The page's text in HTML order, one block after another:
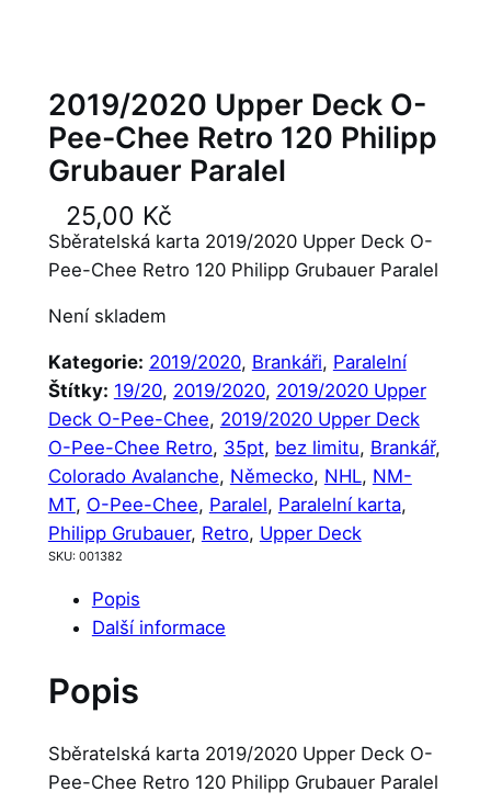
2019/2020 Upper Deck O-
Pee-Chee Retro 120 Philipp
Grubauer Paralel
25,00 Kč
Sběratelská karta 2019/2020 Upper Deck O-
Pee-Chee Retro 120 Philipp Grubauer Paralel
Není skladem
Kategorie: 2019/2020, Brankáři, Paralelní
Štítky: 19/20, 2019/2020, 2019/2020 Upper
Deck O-Pee-Chee, 2019/2020 Upper Deck
O-Pee-Chee Retro, 35pt, bez limitu, Brankář
Colorado Avalanche, Německo, NHL, NM-
MT, O-Pee-Chee, Paralel, Paralelní karta
Philipp Grubauer, Retro, Upper Deck
SKU: 001382
Popis
Další informace
Popis
Sběratelská karta 2019/2020 Upper Deck O-
Pee-Chee Retro 120 Philipp Grubauer Paralel